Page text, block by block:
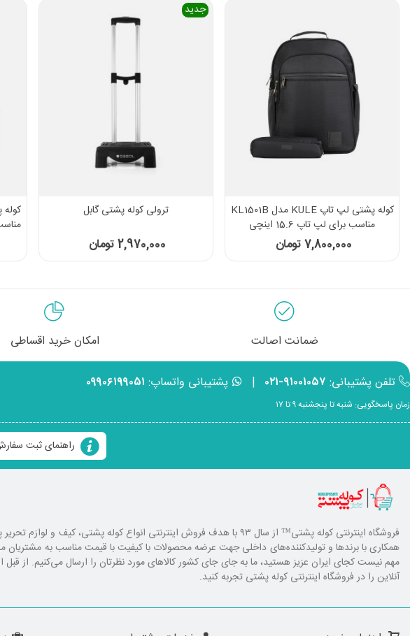
کوله پشتی لپ تاپ KULE مدل KL1501B
مناسب برای لپ تاپ 15.6 اینچی
7,800,000 تومان
جدید
ترولی کوله پشتی گابل
2,970,000 تومان
مناسب
ضمانت اصالت امکان خرید اقساطی
تلفن پشتیبانی: ۹۱۰۰۱۰۵۷-۰۲۱ | پشتیبانی واتساپ: ۰۹۹۰۶۱۹۹۰۵۱
زمان پاسخگویی: شنبه تا پنجشنبه ۹ تا ۱۷
راهنمای ثبت
فروشگاه اینترنتی کوله پشتی
™ از سال ۹۳ با هدف فروش اینترنتی انواع کوله پشتی، کیف و
همکاری با برند‌ها و تولیدکننده‌های داخلی جهت عرضه محصولات با کیفیت با قیمت مناسب به
مهم نیست کجای ایران عزیز هستید، ما به جای جای کشور کالا‌های مورد نظرتان را ارسال می‌کنیم. از قبل
آنلاین را در فروشگاه اینترنتی کوله پشتی تجربه کنید.